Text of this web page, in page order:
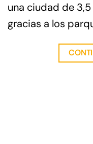
una ciudad de
gracias a los